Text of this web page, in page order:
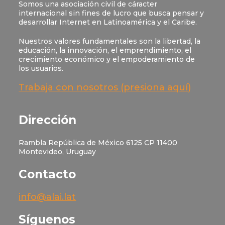
Somos una asociación civil de cáracter
internacional sin fines de lucro que busca pensar y
desarrollar Internet en Latinoamérica y el Caribe.
Nuestros valores fundamentales son la libertad, la
educación, la innovación, el emprendimiento, el
crecimiento económico y el empoderamiento de
los usuarios.
Trabaja con nosotros (presiona aquí)
Dirección
Rambla República de México 6125 CP 11400
Montevideo, Uruguay
Contacto
info@alai.lat
Síguenos